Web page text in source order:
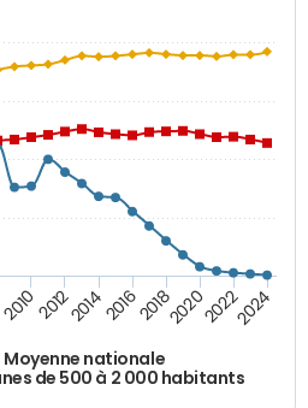
Moyenne nationale
de 500 à 2 000 habitants
20102012201420162018202020222024